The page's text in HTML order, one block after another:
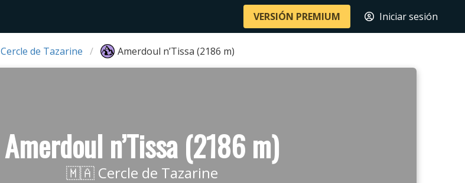
VERSIÓN PREMIUM Iniciar sesión
Cercle de Tazarine Amerdoul n’Tissa (2186 m)
Amerdoul n’Tissa (2186 m)
🇲🇦 Cercle de Tazarine